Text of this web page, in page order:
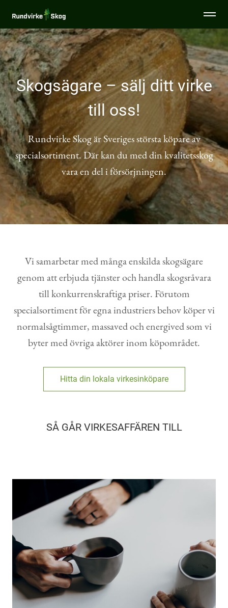
Rundvirke
Skog
Specialsortiment
Tjänster
Sälja virke
Miljö & Hållbarhet
Virkesinköpare
Aktuellt
Skogsägare – sälj ditt virke
till oss!
Rundvirke Skog är Sveriges största köpare av
specialsortiment. Där kan du med din kvalitetsskog
vara en del i försörjningen.
Vi samarbetar med många enskilda skogsägare
genom att erbjuda tjänster och handla skogsråvara
till konkurrenskraftiga priser. Förutom
specialsortiment för egna industriers behov köper vi
normalsågtimmer, massaved och energived som vi
byter med övriga aktörer inom köpområdet.
Hitta din lokala virkesinköpare
SÅ GÅR VIRKESAFFÄREN TILL